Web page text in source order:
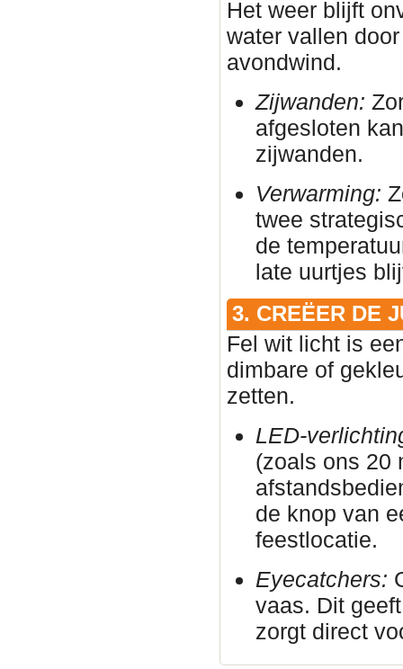
Het weer blijft
water vallen
avondwind.
Zijwanden:
afgesloten
zijwanden.
Verwarming:
twee
de
late uurtjes
3. CREËER DE
Fel wit licht is
dimbare of
zetten.
LED-
(zoals ons 20
de knop van
feestlocatie.
Eyecatchers:
vaas. Dit
zorgt direct